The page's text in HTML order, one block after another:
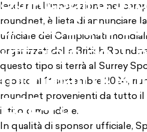
annunciato
ufficiale dei
mondiali di
2024 a Londra
leader nell'innovazione nel
roundnet, è lieta di annunciare
ufficiale dei Campionati
organizzati dalla British
questo tipo si terrà al Surrey
agosto al 1° settembre 2024,
roundnet provenienti da tutto
il titolo mondiale.
In qualità di sponsor ufficiale,